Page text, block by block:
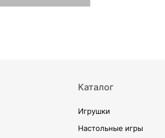
Каталог
Игрушки
Настольные игры